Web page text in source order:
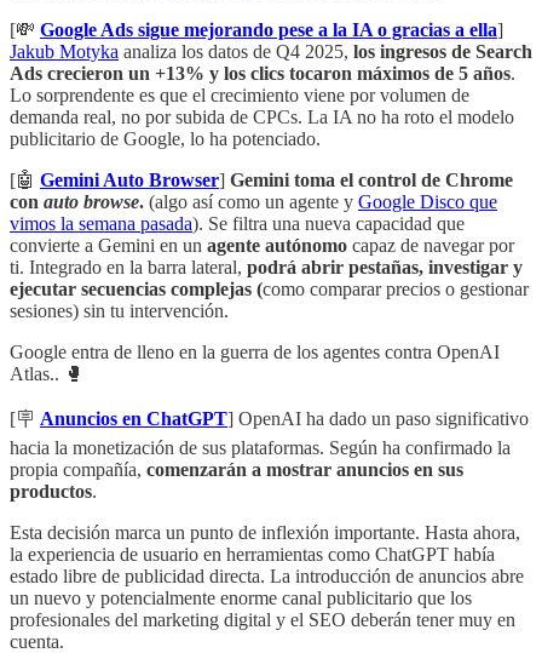
[💸 Google Ads sigue mejorando pese a la IA o gracias a ella]
Jakub Motyka analiza los datos de Q4 2025, los ingresos de Search
Ads crecieron un +13% y los clics tocaron máximos de 5 años.
Lo sorprendente es que el crecimiento viene por volumen de
demanda real, no por subida de CPCs. La IA no ha roto el modelo
publicitario de Google, lo ha potenciado.
[🤖 Gemini Auto Browser] Gemini toma el control de Chrome
con auto browse. (algo así como un agente y Google Disco que
vimos la semana pasada). Se filtra una nueva capacidad que
convierte a Gemini en un agente autónomo capaz de navegar por
ti. Integrado en la barra lateral, podrá abrir pestañas, investigar y
ejecutar secuencias complejas (como comparar precios o gestionar
sesiones) sin tu intervención.
Google entra de lleno en la guerra de los agentes contra OpenAI
Atlas.. 🥊
[🪧 Anuncios en ChatGPT] OpenAI ha dado un paso significativo
hacia la monetización de sus plataformas. Según ha confirmado la
propia compañía, comenzarán a mostrar anuncios en sus
productos.
Esta decisión marca un punto de inflexión importante. Hasta ahora,
la experiencia de usuario en herramientas como ChatGPT había
estado libre de publicidad directa. La introducción de anuncios abre
un nuevo y potencialmente enorme canal publicitario que los
profesionales del marketing digital y el SEO deberán tener muy en
cuenta.